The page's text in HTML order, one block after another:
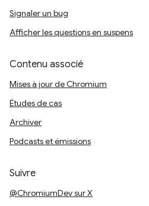
Signaler un bug
Afficher les questions en suspens
Contenu associé
Mises à jour de Chromium
Études de cas
Archiver
Podcasts et émissions
Suivre
@ChromiumDev sur X